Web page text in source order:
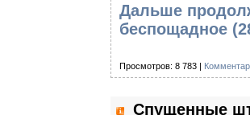
Дальше
беспощадное
Просмотров: 8 783 |
Спущенные